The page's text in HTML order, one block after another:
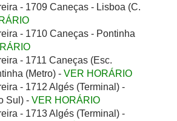
- 1709 Caneças - Lisboa (C.
- 1710 Caneças - Pontinha
- 1711 Caneças (Esc.
(Metro) - VER HORÁRIO
- 1712 Algés (Terminal) -
Sul) - VER HORÁRIO
- 1713 Algés (Terminal) -